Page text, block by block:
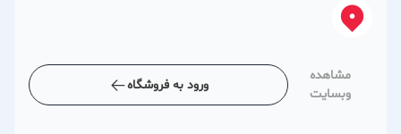
مشاهده
وبسایت
ورود به فروشگاه